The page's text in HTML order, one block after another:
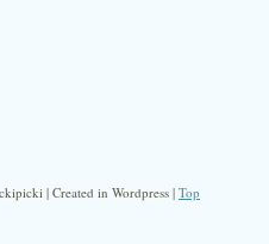
| Created in Wordpress | Top